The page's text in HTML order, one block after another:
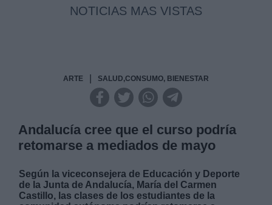
NOTICIAS MAS VISTAS
ARTE SALUD,CONSUMO, BIENESTAR
Andalucía cree que el curso podría
retomarse a mediados de mayo
Según la viceconsejera de Educación y Deporte
de la Junta de Andalucía, María del Carmen
Castillo, las clases de los estudiantes de la